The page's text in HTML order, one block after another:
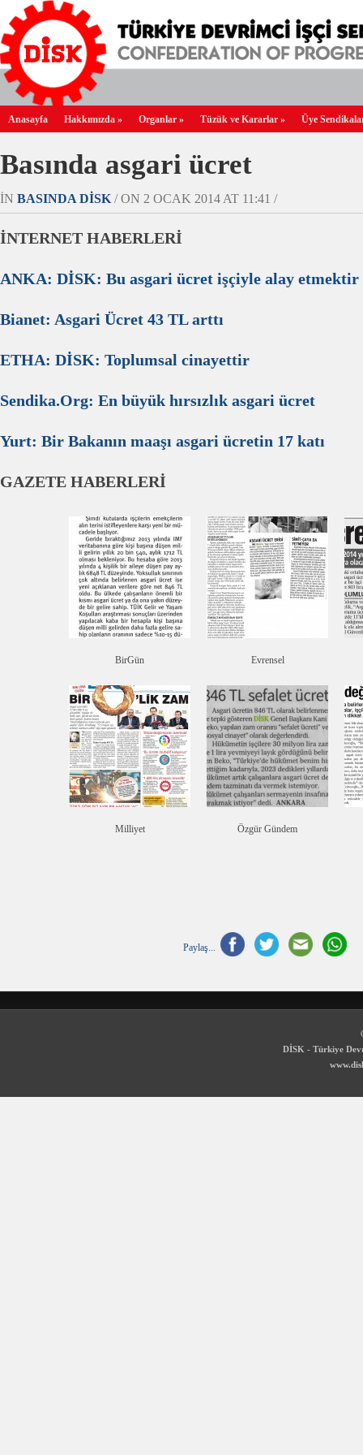
Anasayfa Hakkımızda » Organlar » Tüzük ve Kararlar » Üye
Basında asgari ücret
IN BASINDA DİSK/ ON 2 OCAK 2014 AT 11:41 /
İNTERNET HABERLERİ
ANKA: DİSK: Bu asgari ücret işçiyle alay etmektir
Bianet: Asgari Ücret 43 TL arttı
ETHA: DİSK: Toplumsal cinayettir
Sendika.Org: En büyük hırsızlık asgari ücret
Yurt: Bir Bakanın maaşı asgari ücretin 17 katı
GAZETE HABERLERİ
BirGün Evrensel
Milliyet Özgür Gündem
Paylaş...
DİSK - Türkiye